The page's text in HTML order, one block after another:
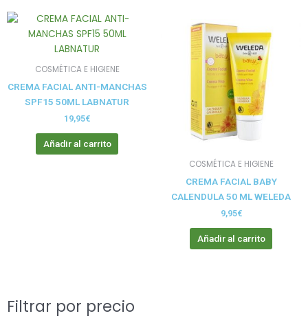
COSMÉTICA E HIGIENE
CREMA FACIAL ANTI-MANCHAS
SPF15 50ML LABNATUR
19,95€
Añadir al carrito
COSMÉTICA E HIGIENE
CREMA FACIAL BABY
CALENDULA 50 ML WELEDA
9,95€
Añadir al carrito
Filtrar por precio
Buscar